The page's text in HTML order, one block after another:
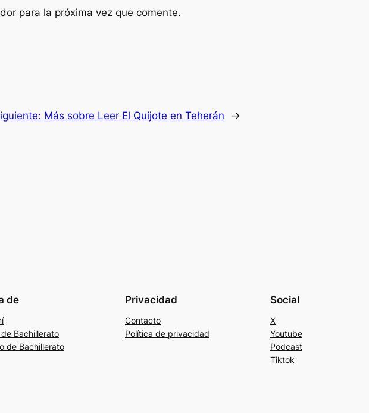
para la próxima vez que comente.
Más sobre Leer El Quijote en Teherán →
de
Bachillerato
de Bachillerato
Privacidad
Contacto
Política de privacidad
Social
X
Youtube
Podcast
Tiktok